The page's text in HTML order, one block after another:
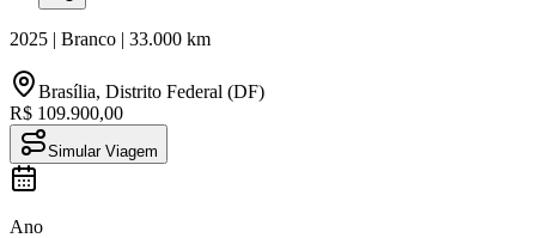
2025 | Branco | 33.000 km
Brasília, Distrito Federal (DF)
R$ 109.900,00
Simular Viagem
Ano